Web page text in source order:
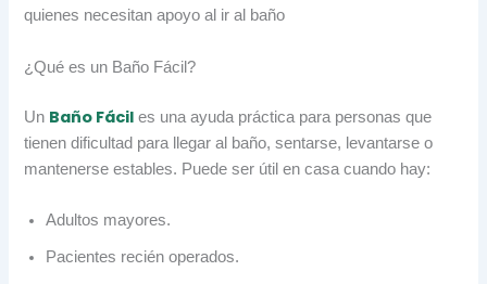
quienes necesitan apoyo al ir al baño
¿Qué es un Baño Fácil?
Un Baño Fácil es una ayuda práctica para personas que
tienen dificultad para llegar al baño, sentarse, levantarse o
mantenerse estables. Puede ser útil en casa cuando hay:
Adultos mayores.
Pacientes recién operados.